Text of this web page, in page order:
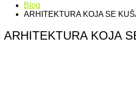
Blog
ARHITEKTURA KOJA SE
ARHITEKTURA KOJA